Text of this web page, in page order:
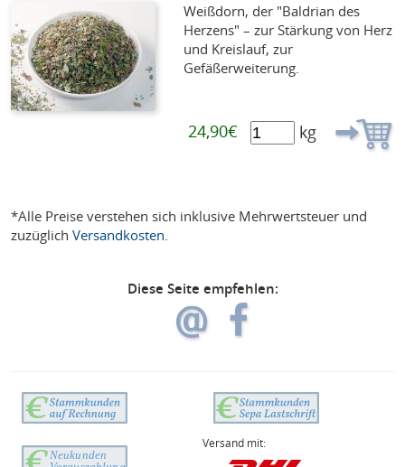
Weißdorn, der "Baldrian des
Herzens" – zur Stärkung von Herz
und Kreislauf, zur
Gefäßerweiterung.
24,90€ kg
*Alle Preise verstehen sich inklusive Mehrwertsteuer und
zuzüglichVersandkosten
Diese Seite empfehlen:
Versand mit: